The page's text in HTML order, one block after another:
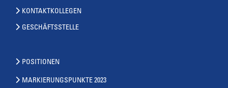
KONTAKTKOLLEGEN
GESCHÄFTSSTELLE
POSITIONEN
MARKIERUNGSPUNKTE 2023